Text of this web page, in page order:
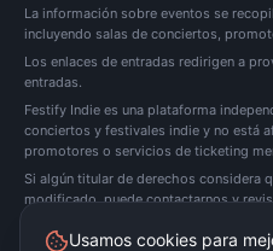
La información sobre eventos se
incluyendo salas de conciertos,
Los enlaces de entradas redirigen a
entradas.
Festify Indie es una plataforma
conciertos y festivales indie y no está
promotores o servicios de ticketing
Si algún titular de derechos considera
modificado, puede contactarnos y
Usamos cookies para